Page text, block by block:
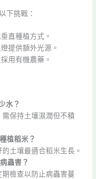
下挑戰：
直種植方式。
提供額外光源。
用有機農藥。
水？
保持土壤濕潤但不積
植稻米？
土壤最適合稻米生長。
蟲害？
檢查以防止病蟲害蔓